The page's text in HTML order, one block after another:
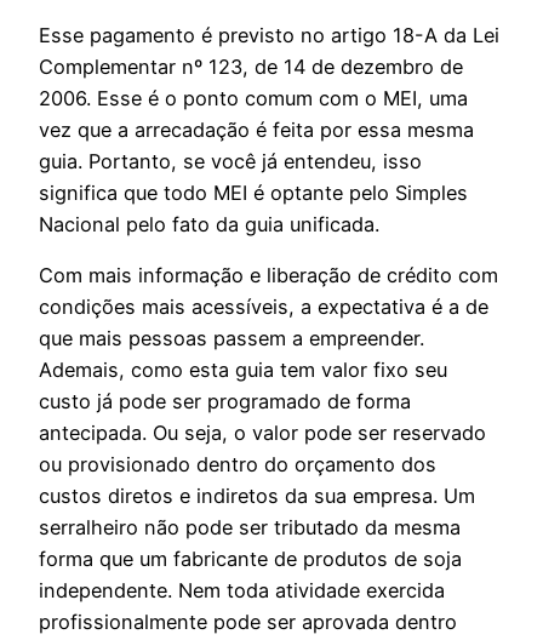
Esse pagamento é previsto no artigo 18-A da Lei
Complementar nº 123, de 14 de dezembro de
2006. Esse é o ponto comum com o MEI, uma
vez que a arrecadação é feita por essa mesma
guia. Portanto, se você já entendeu, isso
significa que todo MEI é optante pelo Simples
Nacional pelo fato da guia unificada.
Com mais informação e liberação de crédito com
condições mais acessíveis, a expectativa é a de
que mais pessoas passem a empreender.
Ademais, como esta guia tem valor fixo seu
custo já pode ser programado de forma
antecipada. Ou seja, o valor pode ser reservado
ou provisionado dentro do orçamento dos
custos diretos e indiretos da sua empresa. Um
serralheiro não pode ser tributado da mesma
forma que um fabricante de produtos de soja
independente. Nem toda atividade exercida
profissionalmente pode ser aprovada dentro